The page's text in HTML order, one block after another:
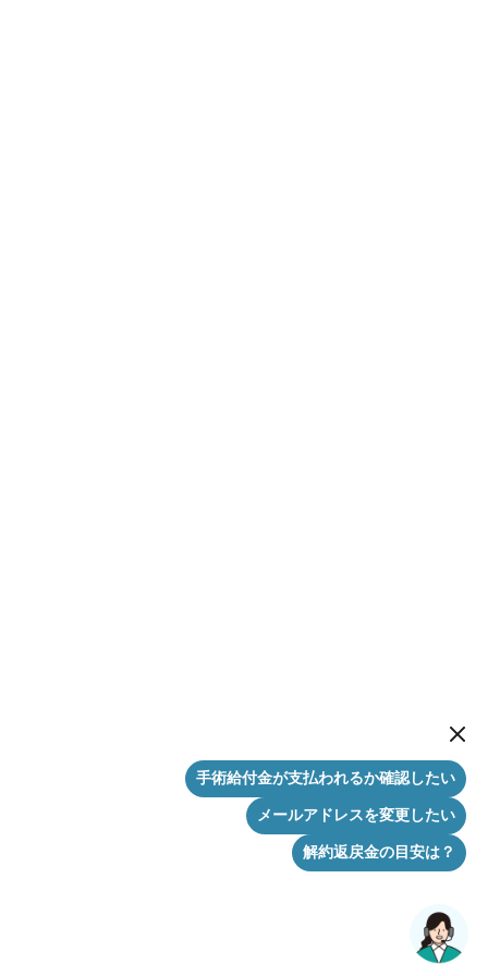
New
手術給付金が支払われるか確認したい
メールアドレスを変更したい
解約返戻金の目安は？